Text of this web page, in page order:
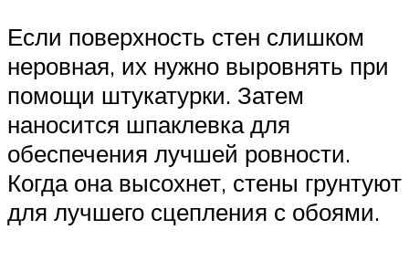
Если поверхность стен слишком
неровная, их нужно выровнять при
помощи штукатурки. Затем
наносится шпаклевка для
обеспечения лучшей ровности.
Когда она высохнет, стены грунтуют
для лучшего сцепления с обоями.